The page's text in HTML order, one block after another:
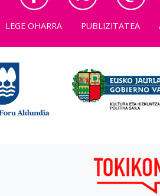
LEGE OHARRA PUBLIZITATEA